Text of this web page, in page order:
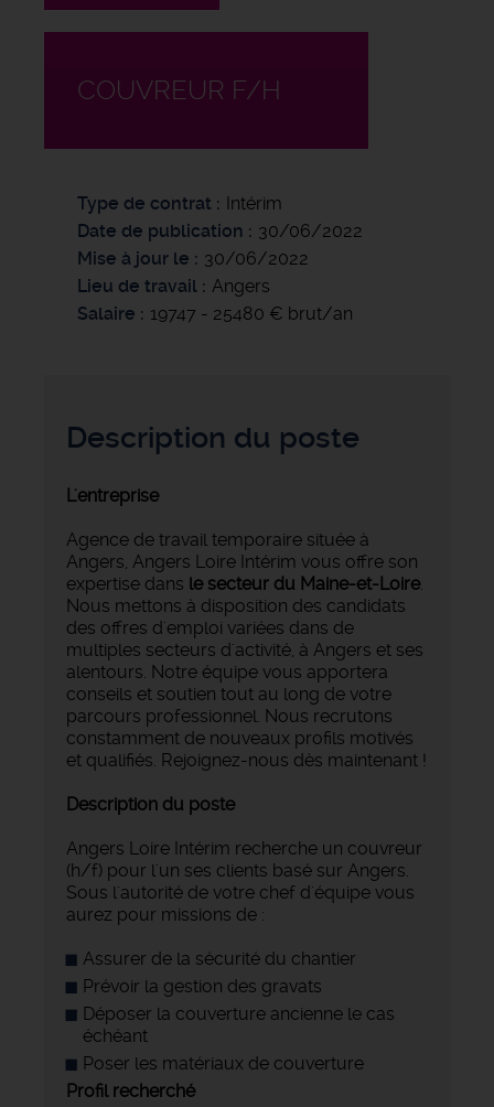
COUVREUR F/H
Type de contrat
Intérim
Date de publication
30/06/2022
Mise à jour le
30/06/2022
Lieu de travail
Angers
Salaire
19747 - 25480 € brut/an
Description du poste
L'entreprise
Agence de travail temporaire située à
Angers, Angers Loire Intérim vous offre son
expertise dans le secteur du Maine-et-Loire.
Nous mettons à disposition des candidats
des offres d'emploi variées dans de
multiples secteurs d'activité, à Angers et ses
alentours. Notre équipe vous apportera
conseils et soutien tout au long de votre
parcours professionnel. Nous recrutons
constamment de nouveaux profils motivés
et qualifiés. Rejoignez-nous dès maintenant !
Description du poste
Angers Loire Intérim recherche un couvreur
(h/f) pour l'un ses clients basé sur Angers.
Sous l'autorité de votre chef d'équipe vous
aurez pour missions de :
Assurer de la sécurité du chantier
Prévoir la gestion des gravats
Déposer la couverture ancienne le cas
échéant
Poser les matériaux de couverture
Profil recherché